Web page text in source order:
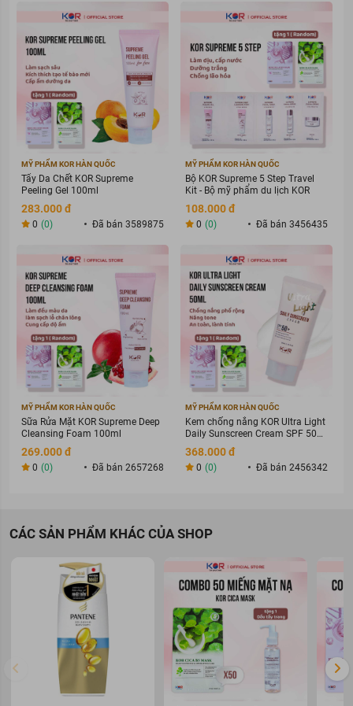
MỸ PHẨM KOR HÀN QUỐC
Tẩy Da Chết KOR Supreme
Peeling Gel 100ml
283.000 đ
0 (0) Đã bán 3589875
MỸ PHẨM KOR HÀN QUỐC
Bộ KOR Supreme 5 Step Travel
Kit - Bộ mỹ phẩm du lịch KOR
108.000 đ
0 (0) Đã bán 3456435
MỸ PHẨM KOR HÀN QUỐC
Sữa Rửa Mặt KOR Supreme Deep
Cleansing Foam 100ml
269.000 đ
0 (0) Đã bán 2657268
MỸ PHẨM KOR HÀN QUỐC
Kem chống nắng KOR Ultra Light
Daily Sunscreen Cream SPF 50+
PA ++++
368.000 đ
0 (0) Đã bán 2456342
CÁC SẢN PHẨM KHÁC CỦA SHOP